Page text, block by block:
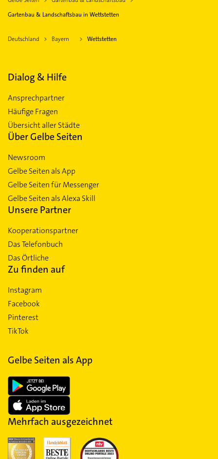
Gartenbau & Landschaftsbau in Wettstetten
Deutschland Bayern Wettstetten
Dialog & Hilfe
Ansprechpartner
Häufige Fragen
Übersicht aller Städte
Über Gelbe Seiten
Newsroom
Gelbe Seiten als App
Gelbe Seiten für Messenger
Gelbe Seiten als Alexa Skill
Unsere Partner
Kooperationspartner
Das Telefonbuch
Das Örtliche
Zu finden auf
Instagram
Facebook
Pinterest
TikTok
Gelbe Seiten als App
Mehrfach ausgezeichnet